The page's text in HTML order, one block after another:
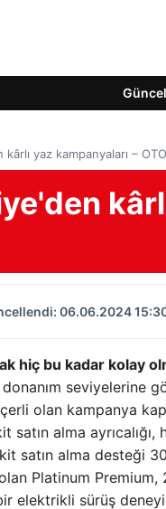
yaz kampanyaları –
06.06.2024
hiç bu kadar kolay
seviyelerine
olan kampanya
satın alma
satın alma desteği
Platinum
elektrikli sürüş